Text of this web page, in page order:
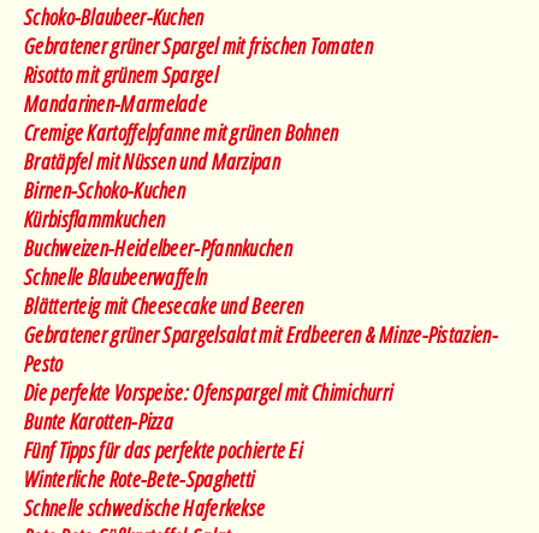
Schoko-Blaubeer-Kuchen
Gebratener grüner Spargel mit frischen Tomaten
Risotto mit grünem Spargel
Mandarinen-Marmelade
Cremige Kartoffelpfanne mit grünen Bohnen
Bratäpfel mit Nüssen und Marzipan
Birnen-Schoko-Kuchen
Kürbisflammkuchen
Buchweizen-Heidelbeer-Pfannkuchen
Schnelle Blaubeerwaffeln
Blätterteig mit Cheesecake und Beeren
Gebratener grüner Spargelsalat mit Erdbeeren & Minze-Pistazien-
Pesto
Die perfekte Vorspeise: Ofenspargel mit Chimichurri
Bunte Karotten-Pizza
Fünf Tipps für das perfekte pochierte Ei
Winterliche Rote-Bete-Spaghetti
Schnelle schwedische Haferkekse